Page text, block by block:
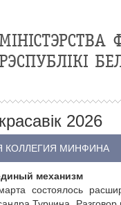
2026
КОЛЛЕГИЯ МИНФИНА
механизм
состоялось